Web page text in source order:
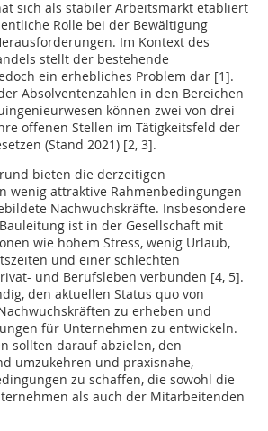
sich als stabiler Arbeitsmarkt etabliert
Rolle bei der Bewältigung
Im Kontext des
stellt der bestehende
ein erhebliches Problem dar [1].
Absolventenzahlen in den Bereichen
können zwei von drei
offenen Stellen im Tätigkeitsfeld der
(Stand 2021) [2, 3].
bieten die derzeitigen
wenig attraktive Rahmenbedingungen
Nachwuchskräfte. Insbesondere
ist in der Gesellschaft mit
wie hohem Stress, wenig Urlaub,
und einer schlechten
und Berufsleben verbunden [4, 5].
den aktuellen Status quo von
zu erheben und
für Unternehmen zu entwickeln.
sollten darauf abzielen, den
umzukehren und praxisnahe,
zu schaffen, die sowohl die
als auch der Mitarbeitenden